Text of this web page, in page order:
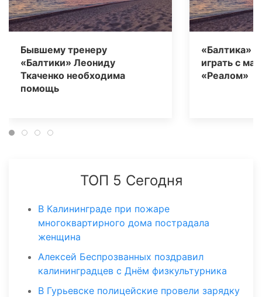
Бывшему тренеру
«Балтики» Леониду
Ткаченко необходима
помощь
«Балтика»
играть с
«Реалом»
ТОП 5 Сегодня
В Калининграде при пожаре
многоквартирного дома пострадала
женщина
Алексей Беспрозванных поздравил
калининградцев с Днём физкультурника
В Гурьевске полицейские провели зарядку